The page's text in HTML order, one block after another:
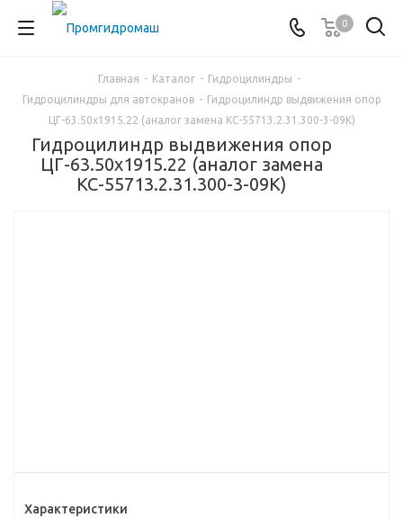
0
Главная - Каталог - Гидроцилиндры -
Гидроцилиндры для автокранов - Гидроцилиндр выдвижения опор
ЦГ-63.50х1915.22 (аналог замена КС-55713.2.31.300-3-09К)
Гидроцилиндр выдвижения опор
ЦГ-63.50х1915.22 (аналог замена
КС-55713.2.31.300-3-09К)
Характеристики